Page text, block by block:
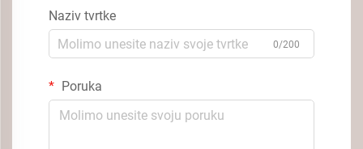
Naziv tvrtke
0/200
Poruka